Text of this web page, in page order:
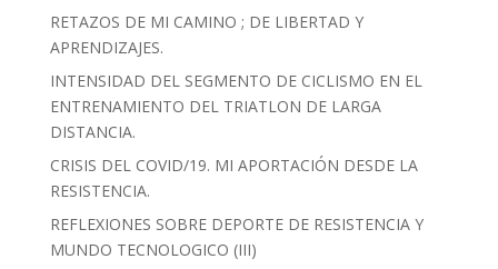
RETAZOS DE MI CAMINO ; DE LIBERTAD Y
APRENDIZAJES.
INTENSIDAD DEL SEGMENTO DE CICLISMO EN EL
ENTRENAMIENTO DEL TRIATLON DE LARGA
DISTANCIA.
CRISIS DEL COVID/19. MI APORTACIÓN DESDE LA
RESISTENCIA.
REFLEXIONES SOBRE DEPORTE DE RESISTENCIA Y
MUNDO TECNOLOGICO (III)